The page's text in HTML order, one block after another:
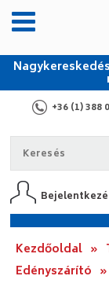
+36 (1) 388
Kezdőoldal »
Edényszárító »